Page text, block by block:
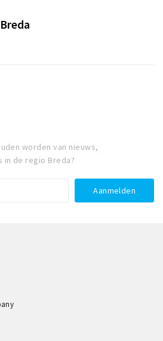
worden van nieuws,
in de regio Breda?